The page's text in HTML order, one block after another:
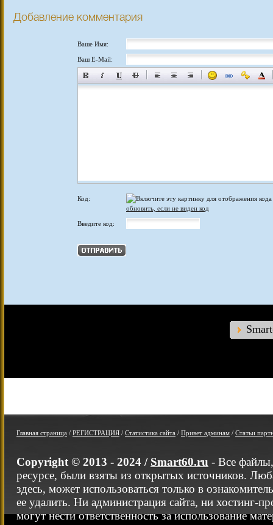
Добавление комментария
Ваше Имя:
Ваш E-Mail:
Код:
обновить, если не виден код
Введите код:
Главная страница / РЕГИСТРАЦИЯ / Статистика сайта / Привет админам / Статьи
Copyright © 2013 - 2024 / Smart60.ru - Все
ресурсе, были взяты из открытых источников.
здесь, может использоваться только в
ее удалить. Ни администрация сайта, ни хостинг-
могут нести ответственность за использование